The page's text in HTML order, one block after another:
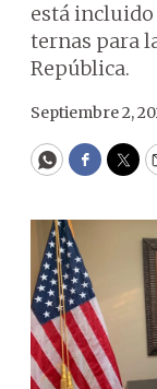
está
ternas para
República.
Septiembre 2,
WhatsApp